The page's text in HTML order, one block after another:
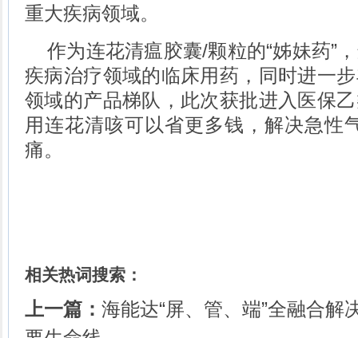
重大疾病领域。
作为连花清瘟胶囊/颗粒的“姊妹药”
疾病治疗领域的临床用药，同时进一
领域的产品梯队，此次获批进入医保
用连花清咳可以省更多钱，解决急性
痛。
相关热词搜索：
上一篇： 海能达“屏、管、端”全融合解